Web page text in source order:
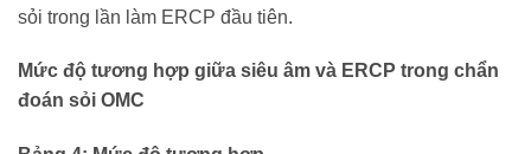
sỏi trong lần làm ERCP đầu tiên.
Mức độ tương hợp giữa siêu âm và ERCP trong chẩn
đoán sỏi OMC